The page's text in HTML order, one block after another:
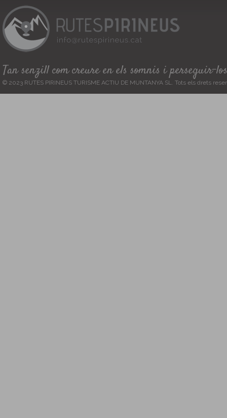
Tan senzill com creure en els somnis i perseguir-los
© 2023 RUTES PIRINEUS TURISME ACTIU DE MUNTANYA SL. Tots els drets